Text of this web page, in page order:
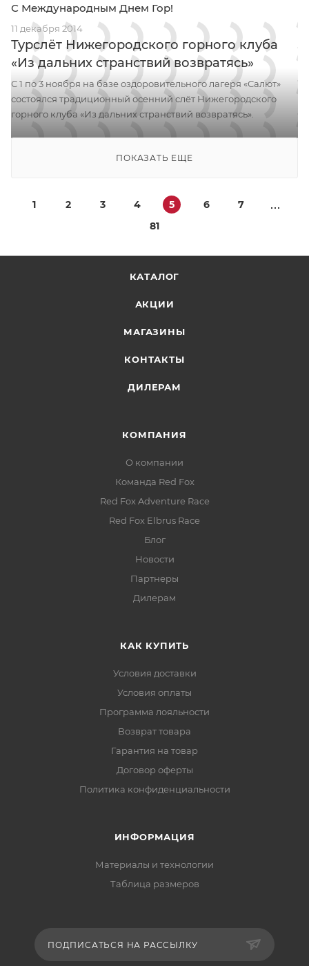
С Международным Днем Гор!
11 декабря 2014
Турслёт Нижегородского горного клуба
«Из дальних странствий возвратясь»
С 1 по 3 ноября на базе оздоровительного лагеря «Салют»
состоялся традиционный осенний слёт Нижегородского
горного клуба «Из дальних странствий возвратясь».
ПОКАЗАТЬ ЕЩЕ
1 2 3 4 5 6
7
81
КАТАЛОГ
АКЦИИ
МАГАЗИНЫ
КОНТАКТЫ
ДИЛЕРАМ
КОМПАНИЯ
О компании
Команда Red Fox
Red Fox Adventure Race
Red Fox Elbrus Race
Блог
Новости
Партнеры
Дилерам
КАК КУПИТЬ
Условия доставки
Условия оплаты
Программа лояльности
Возврат товара
Гарантия на товар
Договор оферты
Политика конфиденциальности
ИНФОРМАЦИЯ
Материалы и технологии
Таблица размеров
ПОДПИСАТЬСЯ НА РАССЫЛКУ